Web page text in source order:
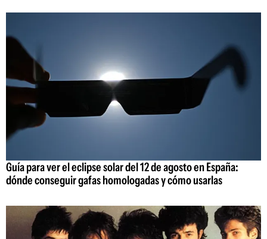
Guía para ver el eclipse solar del 12 de agosto en España:
dónde conseguir gafas homologadas y cómo usarlas